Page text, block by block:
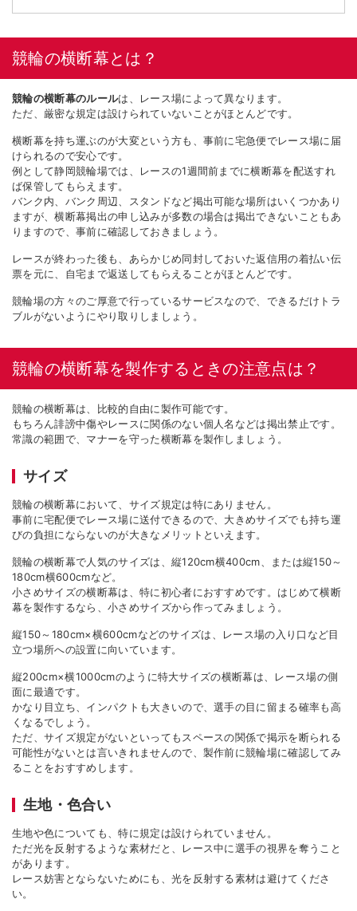
競輪の横断幕とは？
競輪の横断幕のルールは、レース場によって異なります。
ただ、厳密な規定は設けられていないことがほとんどです。
横断幕を持ち運ぶのが大変という方も、事前に宅急便でレース場に届
けられるので安心です。
例として静岡競輪場では、レースの1週間前までに横断幕を配送すれ
ば保管してもらえます。
バンク内、バンク周辺、スタンドなど掲出可能な場所はいくつかあり
ますが、横断幕掲出の申し込みが多数の場合は掲出できないこともあ
りますので、事前に確認しておきましょう。
レースが終わった後も、あらかじめ同封しておいた返信用の着払い伝
票を元に、自宅まで返送してもらえることがほとんどです。
競輪場の方々のご厚意で行っているサービスなので、できるだけトラ
ブルがないようにやり取りしましょう。
競輪の横断幕を製作するときの注意点は？
競輪の横断幕は、比較的自由に製作可能です。
もちろん誹謗中傷やレースに関係のない個人名などは掲出禁止です。
常識の範囲で、マナーを守った横断幕を製作しましょう。
サイズ
競輪の横断幕において、サイズ規定は特にありません。
事前に宅配便でレース場に送付できるので、大きめサイズでも持ち運
びの負担にならないのが大きなメリットといえます。
競輪の横断幕で人気のサイズは、縦120cm横400cm、または縦150～
180cm横600cmなど。
小さめサイズの横断幕は、特に初心者におすすめです。はじめて横断
幕を製作するなら、小さめサイズから作ってみましょう。
縦150～180cm×横600cmなどのサイズは、レース場の入り口など目
立つ場所への設置に向いています。
縦200cm×横1000cmのように特大サイズの横断幕は、レース場の側
面に最適です。
かなり目立ち、インパクトも大きいので、選手の目に留まる確率も高
くなるでしょう。
ただ、サイズ規定がないといってもスペースの関係で掲示を断られる
可能性がないとは言いきれませんので、製作前に競輪場に確認してみ
ることをおすすめします。
生地・色合い
生地や色についても、特に規定は設けられていません。
ただ光を反射するような素材だと、レース中に選手の視界を奪うこと
があります。
レース妨害とならないためにも、光を反射する素材は避けてくださ
い。